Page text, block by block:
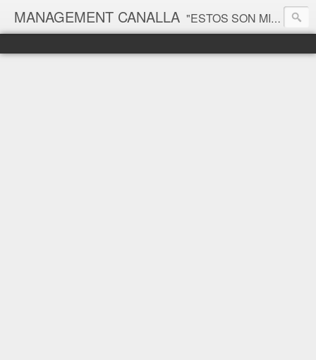
MANAGEMENT CANALLA "ESTOS SON MIS PRINCIPIOS, SI NO LE GUSTAN, TENGO OTROS" Groucho Marx